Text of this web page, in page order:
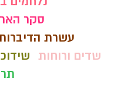
סקר הארץ
עשרת הדיברות
שדים ורוחות